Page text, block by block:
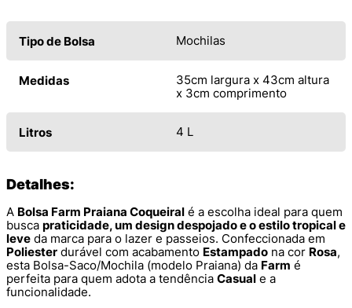
Tipo de Bolsa Mochilas
Medidas
35cm largura x 43cm altura
x 3cm comprimento
Litros 4 L
Detalhes:
A Bolsa Farm Praiana Coqueiral é a escolha ideal para quem
busca praticidade, um design despojado e o estilo tropical e
leve da marca para o lazer e passeios. Confeccionada em
Poliester durável com acabamento Estampado na cor Rosa,
esta Bolsa-Saco/Mochila (modelo Praiana) da Farm é
perfeita para quem adota a tendência Casual e a
funcionalidade.